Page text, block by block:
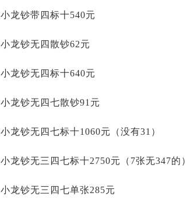
小龙钞带四标十540元
小龙钞无四散钞62元
小龙钞无四标十640元
小龙钞无四七散钞91元
小龙钞无四七标十1060元（没有31）
小龙钞无三四七标十2750元（7张无347的）
小龙钞无三四七单张285元